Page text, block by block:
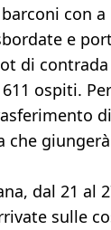
con a
e
di
ospiti.
dal 21 al
sulle